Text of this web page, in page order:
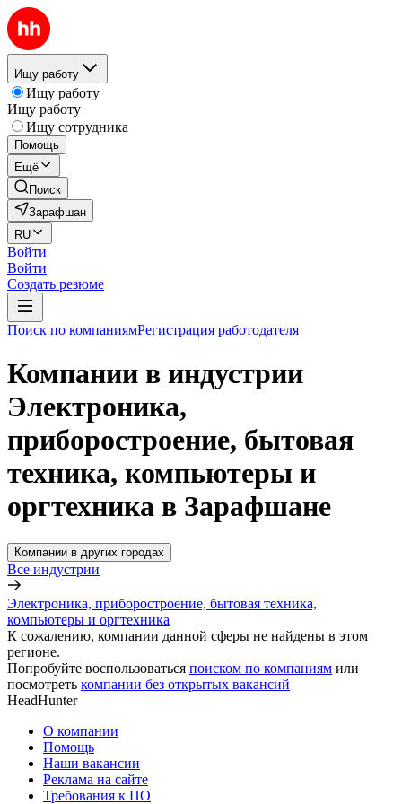
Ищу работу
Ищу работу
Ищу работу
Ищу сотрудника
Помощь
Ещё
Поиск
Зарафшан
RU
Войти
Войти
Создать резюме
Поиск по компаниямРегистрация работодателя
Компании в индустрии
Электроника,
приборостроение, бытовая
техника, компьютеры и
оргтехника в Зарафшане
Компании в других городах
Все индустрии
Электроника, приборостроение, бытовая техника,
компьютеры и оргтехника
К сожалению, компании данной сферы не найдены в этом
регионе.
Попробуйте воспользоваться поиском по компаниям или
посмотреть компании без открытых вакансий
HeadHunter
О компании
Помощь
Наши вакансии
Реклама на сайте
Требования к ПО